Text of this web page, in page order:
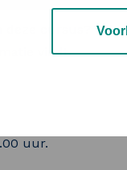
cursus?
vindt.
uur.